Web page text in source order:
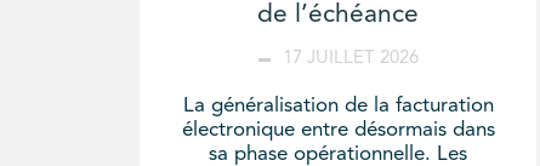
de l’échéance
17 JUILLET 2026
La généralisation de la facturation
électronique entre désormais dans
sa phase opérationnelle. Les